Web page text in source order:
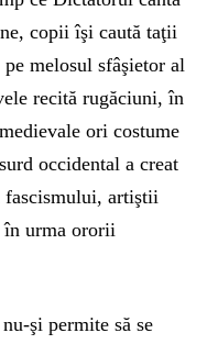
copii îşi caută taţii
melosul sfâşietor al
recită rugăciuni, în
ori costume
occidental a creat
artiştii
în urma ororii
şi permite să se